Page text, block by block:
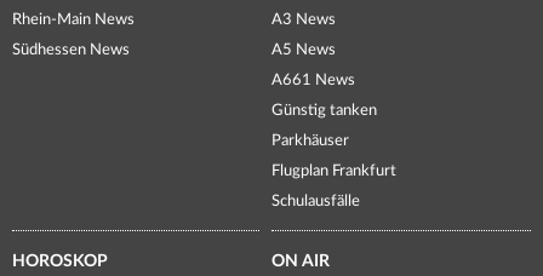
Rhein-Main News
Südhessen News
A3 News
A5 News
A661 News
Günstig tanken
Parkhäuser
Flugplan Frankfurt
Schulausfälle
HOROSKOP ON AIR